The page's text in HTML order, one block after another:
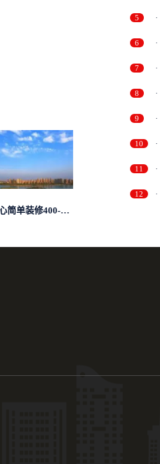
求租市中心简单装修400-500
5
6
7
8
9
10
11
12